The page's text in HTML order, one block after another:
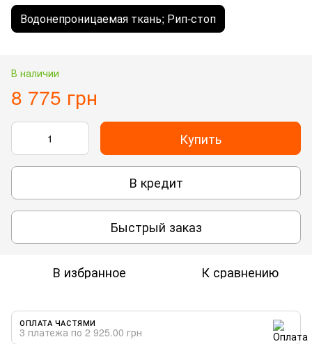
Водонепроницаемая ткань; Рип-стоп
В наличии
8 775 грн
Купить
В кредит
Быстрый заказ
В избранное К сравнению
ОПЛАТА ЧАСТЯМИ
3 платежа по 2 925.00 грн